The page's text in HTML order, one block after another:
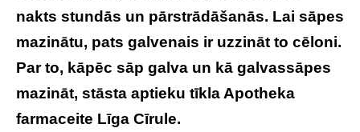
nakts stundās un pārstrādāšanās. Lai sāpes
mazinātu, pats galvenais ir uzzināt to cēloni.
Par to, kāpēc sāp galva un kā galvassāpes
mazināt, stāsta aptieku tīkla Apotheka
farmaceite Līga Cīrule.